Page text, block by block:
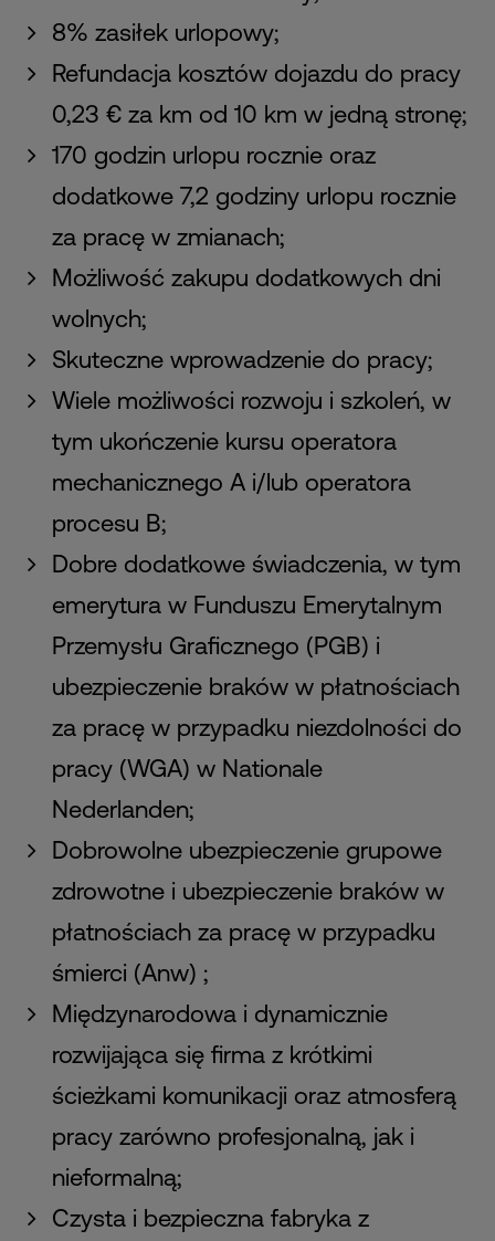
8% zasiłek urlopowy;
Refundacja kosztów dojazdu do pracy
0,23 € za km od 10 km w jedną stronę;
170 godzin urlopu rocznie oraz
dodatkowe 7,2 godziny urlopu rocznie
za pracę w zmianach;
Możliwość zakupu dodatkowych dni
wolnych;
Skuteczne wprowadzenie do pracy;
Wiele możliwości rozwoju i szkoleń, w
tym ukończenie kursu operatora
mechanicznego A i/lub operatora
procesu B;
Dobre dodatkowe świadczenia, w tym
emerytura w Funduszu Emerytalnym
Przemysłu Graficznego (PGB) i
ubezpieczenie braków w płatnościach
za pracę w przypadku niezdolności do
pracy (WGA) w Nationale
Nederlanden;
Dobrowolne ubezpieczenie grupowe
zdrowotne i ubezpieczenie braków w
płatnościach za pracę w przypadku
śmierci (Anw) ;
Międzynarodowa i dynamicznie
rozwijająca się firma z krótkimi
ścieżkami komunikacji oraz atmosferą
pracy zarówno profesjonalną, jak i
nieformalną;
Czysta i bezpieczna fabryka z